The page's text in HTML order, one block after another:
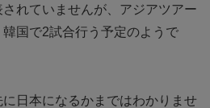
れていませんが、アジアツアー
国で2試合行う予定のようで
日本になるかまではわかりませ